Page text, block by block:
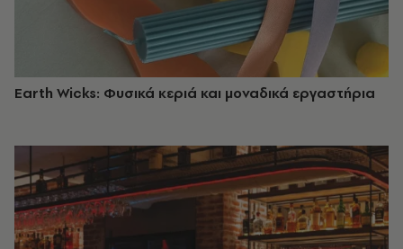
Earth Wicks: Φυσικά κεριά και μοναδικά εργαστήρια